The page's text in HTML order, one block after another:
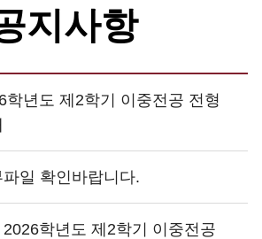
지사항
학년도 제2학기 이중전공 전형
파일 확인바랍니다.
2026학년도 제2학기 이중전공